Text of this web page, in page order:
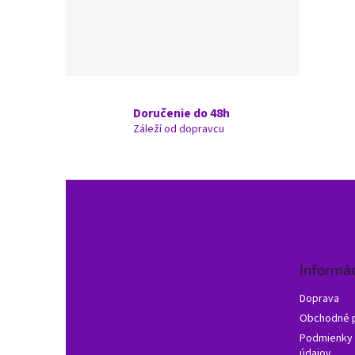
Doručenie do 48h
Záleží od dopravcu
Doprava
Obchodné